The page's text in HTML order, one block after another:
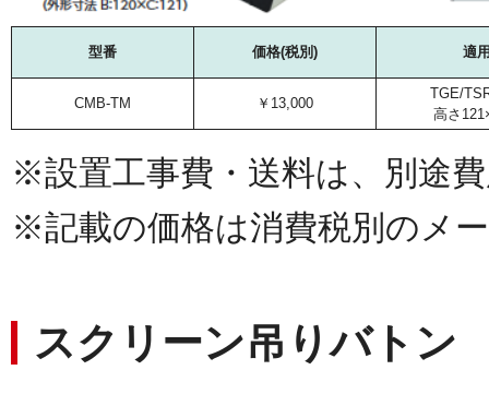
型番 価格(税別) 適
CMB-TM ￥13,000
TGE/
高さ
※設置工事費・送料は、別途
※記載の価格は消費税別のメ
スクリーン吊りバトン